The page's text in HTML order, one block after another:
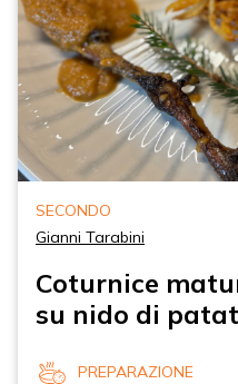
SECONDO
Gianni Tarabini
Coturnice
su nido di
PREPARAZIONE